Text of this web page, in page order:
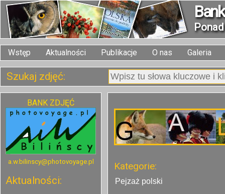
Wstęp Aktualności Publikacje O nas Galeria
Szukaj zdjęć:
BANK ZDJĘĆ
a.w.bilinscy@photovoyage.pl
Aktualności:
Kategorie:
Pejzaż polski